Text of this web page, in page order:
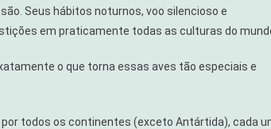
Seus hábitos noturnos, voo silencioso e
em praticamente todas as culturas do
o que torna essas aves tão especiais e
todos os continentes (exceto Antártida), cada